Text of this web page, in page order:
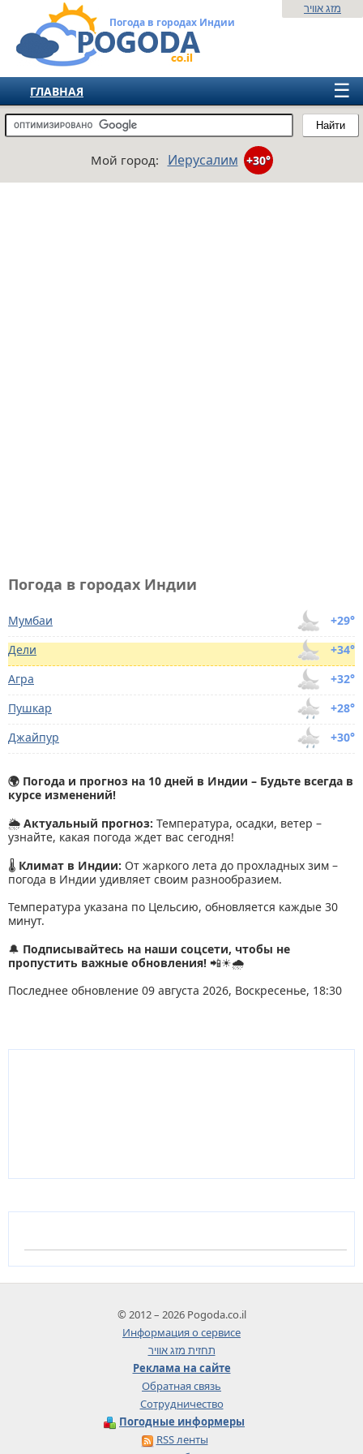
Погода в городах Индии
Найти
מזג אוויר
☰
ГЛАВНАЯ
ИЗРАИЛЬ
ЕВРОПА
Мой город: Иерусалим +30°
Погода в городах Индии
+29°
Мумбаи
+34°
Дели
+32°
Агра
+28°
Пушкар
+30°
Джайпур
🌍 Погода и прогноз на 10 дней в Индии – Будьте всегда в
курсе изменений!
🌦 Актуальный прогноз: Температура, осадки, ветер –
узнайте, какая погода ждет вас сегодня!
🌡 Климат в Индии: От жаркого лета до прохладных зим –
погода в Индии удивляет своим разнообразием.
Температура указана по Цельсию, обновляется каждые 30
минут.
🔔 Подписывайтесь на наши соцсети, чтобы не
пропустить важные обновления! 📲☀🌧
Последнее обновление 09 августа 2026, Воскресенье, 18:30
© 2012 – 2026 Pogoda.co.il
Информация о сервисе
תחזית מזג אוויר
Реклама на сайте
Обратная связь
Сотрудничество
Погодные информеры
RSS ленты